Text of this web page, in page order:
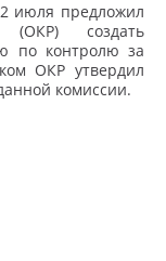
июля предложил
(ОКР) создать
по контролю за
ОКР утвердил
комиссии.